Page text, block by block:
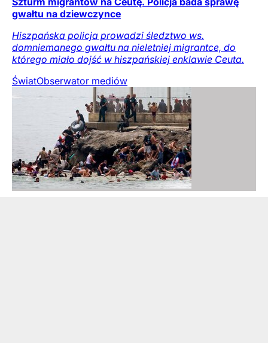
gwałtu na dziewczynce
Hiszpańska policja prowadzi śledztwo ws.
domniemanego gwałtu na nieletniej migrantce, do
którego miało dojść w hiszpańskiej enklawie Ceuta.
ŚwiatObserwator mediów